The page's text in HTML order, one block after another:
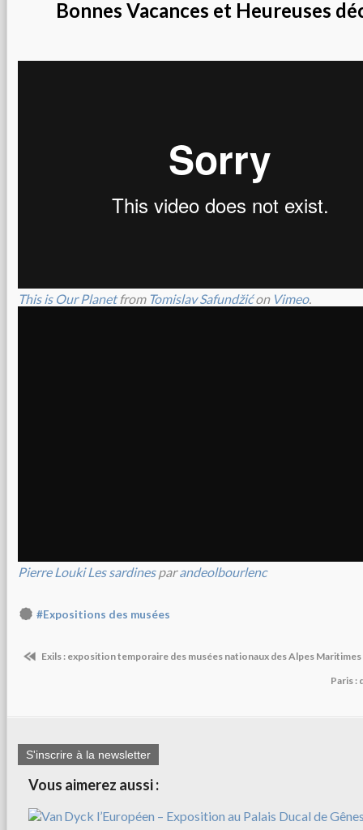
Bonnes Vacances et Heureuses
This is Our Planetfrom Tomislav Safundžićon Vimeo.
Pierre Louki Les sardinesparandeolbourlenc
#Expositions des musées
Exils : exposition temporaire des musées nationaux des Alpes Maritimes
Paris :
S'inscrire à la newsletter
Vous aimerez aussi :